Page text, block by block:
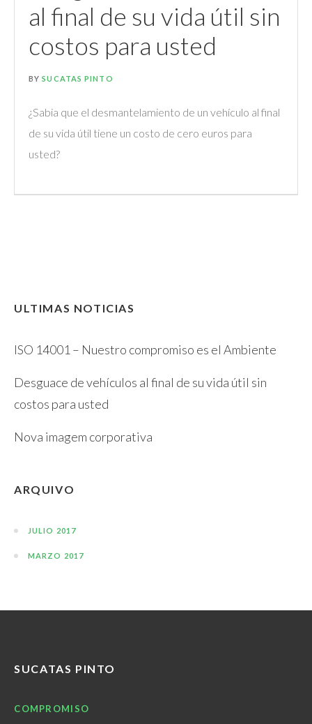
al final de su vida útil sin
costos para usted
BYSUCATAS PINTO
¿Sabia que el desmantelamiento de un vehículo al final
de su vida útil tiene un costo de cero euros para
usted?
ULTIMAS NOTICIAS
ISO 14001 – Nuestro compromiso es el Ambiente
Desguace de vehículos al final de su vida útil sin
costos para usted
Nova imagem corporativa
ARQUIVO
JULIO 2017
MARZO 2017
SUCATAS PINTO
COMPROMISO